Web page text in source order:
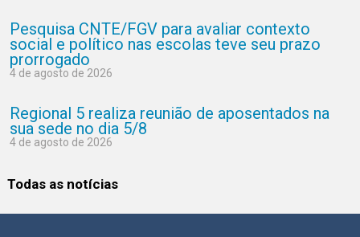
Pesquisa CNTE/FGV para avaliar contexto
social e político nas escolas teve seu prazo
prorrogado
4 de agosto de 2026
Regional 5 realiza reunião de aposentados na
sua sede no dia 5/8
4 de agosto de 2026
Todas as notícias